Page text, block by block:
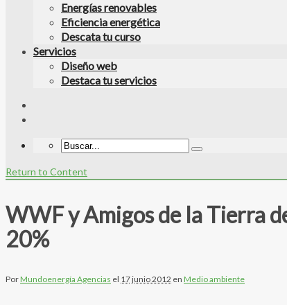
Energías renovables
Eficiencia energética
Descata tu curso
Servicios
Diseño web
Destaca tu servicios
Return to Content
WWF y Amigos de la Tierra
20%
PorMundoenergía Agencias el 17 junio 2012 en Medio ambiente